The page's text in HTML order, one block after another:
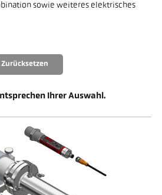
sowie weiteres elektrisches
Zurücksetzen
Ihrer Auswahl.